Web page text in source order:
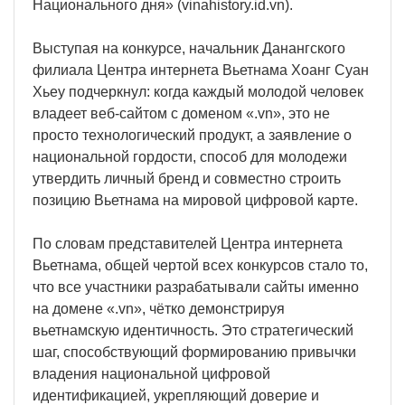
Национального дня» (vinahistory.id.vn).
Выступая на конкурсе, начальник Данангского
филиала Центра интернета Вьетнама Хоанг Суан
Хьеу подчеркнул: когда каждый молодой человек
владеет веб-сайтом с доменом «.vn», это не
просто технологический продукт, а заявление о
национальной гордости, способ для молодежи
утвердить личный бренд и совместно строить
позицию Вьетнама на мировой цифровой карте.
По словам представителей Центра интернета
Вьетнама, общей чертой всех конкурсов стало то,
что все участники разрабатывали сайты именно
на домене «.vn», чётко демонстрируя
вьетнамскую идентичность. Это стратегический
шаг, способствующий формированию привычки
владения национальной цифровой
идентификацией, укрепляющий доверие и